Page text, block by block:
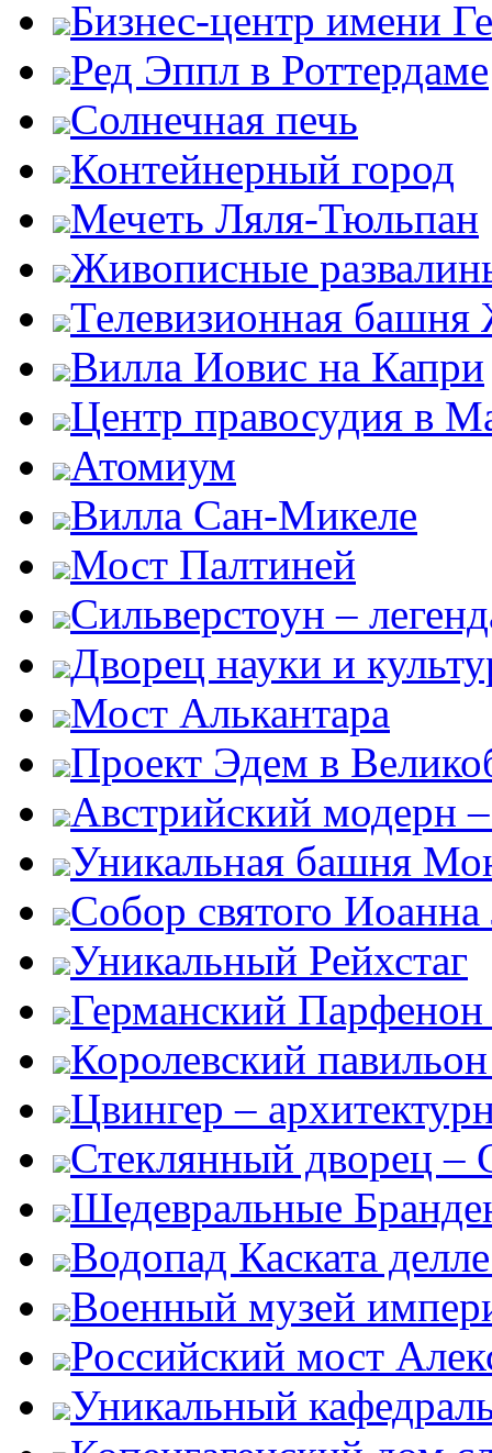
Бизнес-центр имени
Ред Эппл в Роттердаме
Солнечная печь
Контейнерный город
Мечеть Ляля-Тюльпан
Живописные
Телевизионная
Вилла Иовис на Капри
Центр правосудия в
Атомиум
Вилла Сан-Микеле
Мост Палтиней
Сильверстоун –
Дворец науки и
Мост Алькантара
Проект Эдем в
Австрийский модерн
Уникальная башня
Собор святого Иоанна
Уникальный Рейхстаг
Германский Парфенон
Королевский
Цвингер –
Стеклянный дворец –
Шедевральные
Водопад Каската
Военный музей
Российский мост
Уникальный